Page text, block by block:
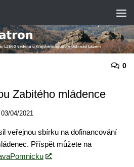
0
Zabitého mládence
03/04/2021
veřejnou sbírku na dofinancování
Příspět můžete na
.